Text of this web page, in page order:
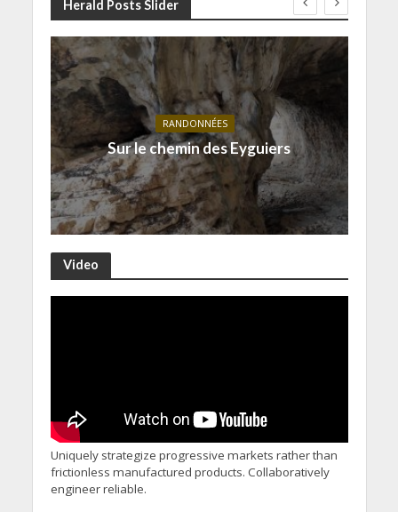
Herald Posts Slider
RANDONNÉES
Sur le chemin des Eyguiers
Video
Uniquely strategize progressive markets rather than
frictionless manufactured products. Collaboratively
engineer reliable.